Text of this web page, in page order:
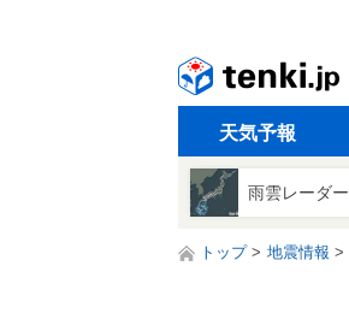
天気予報
雨雲レーダー
トップ 地震情報